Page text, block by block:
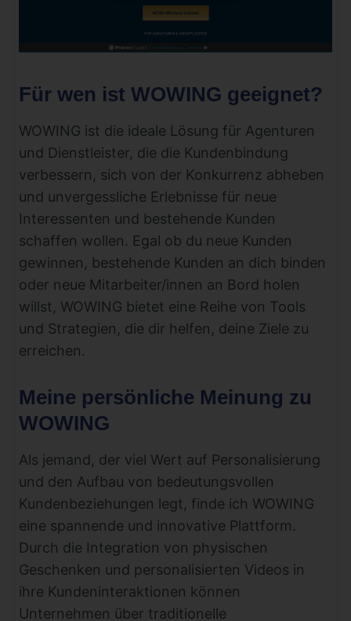
Für wen ist WOWING geeignet?
WOWING ist die ideale Lösung für Agenturen
und Dienstleister, die die Kundenbindung
verbessern, sich von der Konkurrenz abheben
und unvergessliche Erlebnisse für neue
Interessenten und bestehende Kunden
schaffen wollen. Egal ob du neue Kunden
gewinnen, bestehende Kunden an dich binden
oder neue Mitarbeiter/innen an Bord holen
willst, WOWING bietet eine Reihe von Tools
und Strategien, die dir helfen, deine Ziele zu
erreichen.
Meine persönliche Meinung zu
WOWING
Als jemand, der viel Wert auf Personalisierung
und den Aufbau von bedeutungsvollen
Kundenbeziehungen legt, finde ich WOWING
eine spannende und innovative Plattform.
Durch die Integration von physischen
Geschenken und personalisierten Videos in
ihre Kundeninteraktionen können
Unternehmen über traditionelle